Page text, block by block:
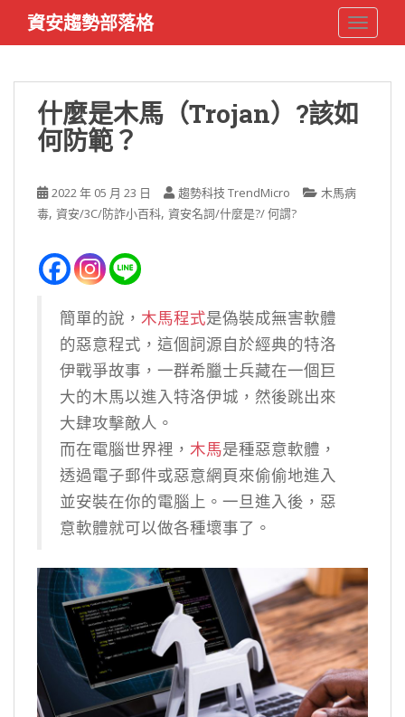
i
資安趨勢部落格
什麼是木馬（Trojan）?該如
何防範？
2022 年 05 月 23 日 趨勢科技 TrendMicro
木馬病
毒, 資安/3C/防詐小百科, 資安名詞/什麼是?/ 何謂?
簡單的說， 木馬程式是偽裝成無害軟體
的惡意程式，這個詞源自於經典的特洛
伊戰爭故事，一群希臘士兵藏在一個巨
大的木馬以進入特洛伊城，然後跳出來
大肆攻擊敵人。
而在電腦世界裡， 木馬是種惡意軟體，
透過電子郵件或惡意網頁來偷偷地進入
並安裝在你的電腦上。一旦進入後，惡
意軟體就可以做各種壞事了。